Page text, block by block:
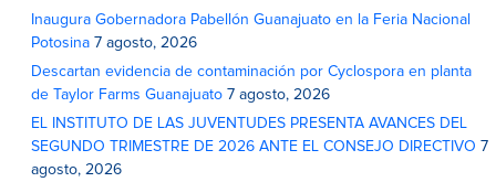
Inaugura Gobernadora Pabellón Guanajuato en la Feria Nacional
Potosina 7 agosto, 2026
Descartan evidencia de contaminación por Cyclospora en planta
de Taylor Farms Guanajuato 7 agosto, 2026
EL INSTITUTO DE LAS JUVENTUDES PRESENTA AVANCES DEL
SEGUNDO TRIMESTRE DE 2026 ANTE EL CONSEJO DIRECTIVO 7
agosto, 2026